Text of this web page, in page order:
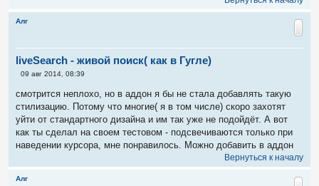
Алг
liveSearch - живой поиск( как в Гугле)
С
б
щ
е
н
и
09 авг 2014, 08:39
смотрится неплохо, но в аддон я бы не стала добавлять такую
стилизацию. Потому что многие( я в том числе) скоро захотят
уйти от стандартного дизайна и им так уже не подойдёт. А вот
как ты сделал на своем тестовом - подсвечиваются только при
наведении курсора, мне понравилось. Можно добавить в аддон
Вернуться к началу
Алг